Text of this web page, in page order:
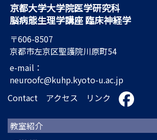
京都大学大学院医学研究科
脳病態生理学講座 臨床神経学
〒606-8507
京都市左京区聖護院川原町54
e-mail：
neuroofc@kuhp.kyoto-u.ac.jp
Contact
アクセス リンク
教室紹介